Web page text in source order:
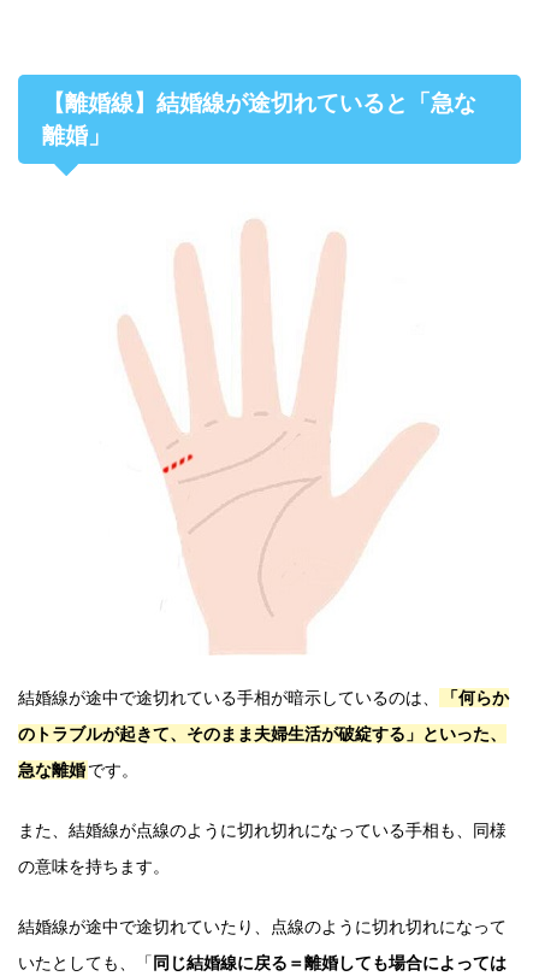
【離婚線】結婚線が途切れていると「急な
離婚」
結婚線が途中で途切れている手相が暗示しているのは、
「何らか
のトラブルが起きて、そのまま夫婦生活が破綻する」といった、
急な離婚です。
また、結婚線が点線のように切れ切れになっている手相も、同様
の意味を持ちます。
結婚線が途中で途切れていたり、点線のように切れ切れになって
いたとしても、「 同じ結婚線に戻る＝離婚しても場合によっては